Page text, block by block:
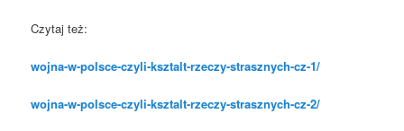
Czytaj też:
wojna-w-polsce-czyli-ksztalt-rzeczy-strasznych-cz-1/
wojna-w-polsce-czyli-ksztalt-rzeczy-strasznych-cz-2/